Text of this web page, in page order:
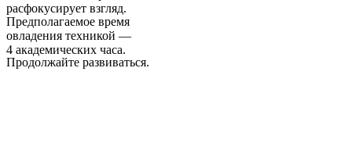
расфокусирует взгляд.
Предполагаемое время
овладения техникой —
4 академических часа.
Продолжайте развиваться.